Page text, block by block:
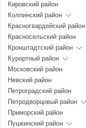
Кировский район
Колпинский район
Красногвардейский район
Красносельский район
Кронштадтский район
Курортный район
Московский район
Невский район
Петроградский район
Петродворцовый район
Приморский район
Пушкинский район